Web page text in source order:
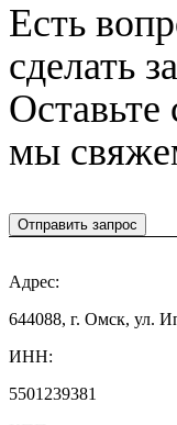
Есть
сделать
Оставьте
мы
Отправить запрос
Адрес:
644088, г. Омск, ул.
ИНН:
5501239381